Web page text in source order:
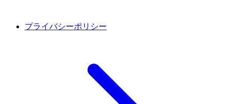
プライバシーポリシー